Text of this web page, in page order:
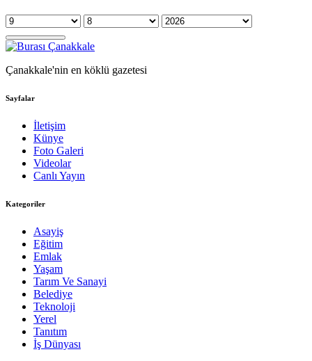
Çanakkale'nin en köklü gazetesi
Sayfalar
İletişim
Künye
Foto Galeri
Videolar
Canlı Yayın
Kategoriler
Asayiş
Eğitim
Emlak
Yaşam
Tarım Ve Sanayi
Belediye
Teknoloji
Yerel
Tanıtım
İş Dünyası